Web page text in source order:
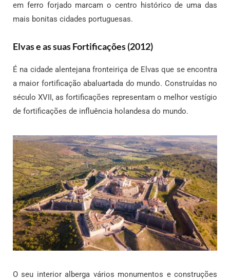
em ferro forjado marcam o centro histórico de uma das
mais bonitas cidades portuguesas.
Elvas e as suas Fortificações (2012)
É na cidade alentejana fronteiriça de Elvas que se encontra
a maior fortificação abaluartada do mundo. Construídas no
século XVII, as fortificações representam o melhor vestígio
de fortificações de influência holandesa do mundo.
O seu interior alberga vários monumentos e construções